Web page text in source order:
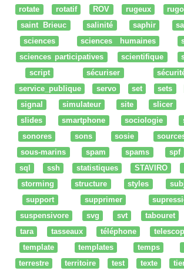
rotate
rotatif ROV rugeux
saint Brieuc
salinité saphir
sciences
sciences humaines
sciences participatives
scientifique
script
sécuriser
service_publique
servo set sets
signal
simulateur site slicer
slides
smartphone sociologie
sonores
sons sosie
sous-marins
spam spams spf
sql
ssh statistiques STAVIRO
storming
structure styles
support
supprimer
suspensivore
svg svt tabouret
tara
tasseaux téléphone
template
templates temps
terrestre
territoire test texte